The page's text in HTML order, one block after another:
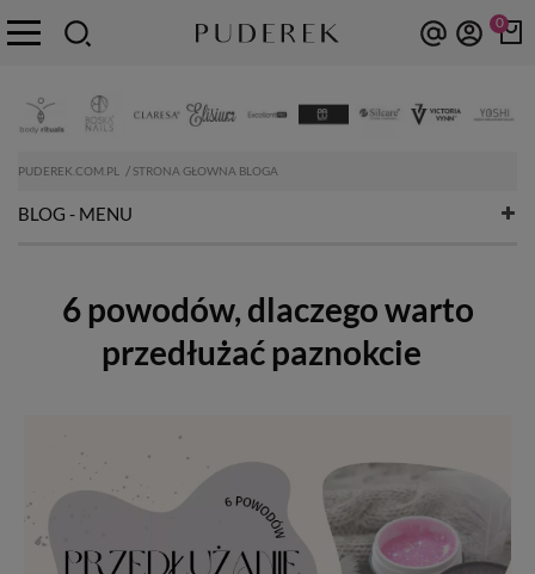
0
PUDEREK.COM.PL STRONA GŁOWNA BLOGA
BLOG - MENU
6 powodów, dlaczego warto
przedłużać paznokcie